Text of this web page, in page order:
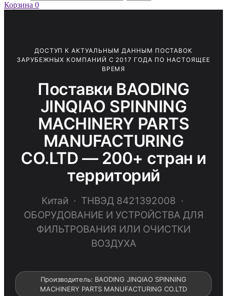
Корзина 0
ДОСТУП К АКТУАЛЬНЫМ ДАННЫМ ПОСТАВОК
ЗАРУБЕЖНЫХ КОМПАНИЙ С 2017 ГОДА ПО НАСТОЯЩЕЕ
ВРЕМЯ
Поставки BAODING
JINQIAO SPINNING
MACHINERY PARTS
MANUFACTURING
CO.LTD — 200+ стран и
территорий
Китай · ТНВЭД 8421392008 ·
ОБОРУДОВАНИЕ И УСТРОЙСТВА ДЛЯ
ФИЛЬТРОВАНИЯ ИЛИ ОЧИСТКИ
ВОЗДУХА
Производитель: BAODING JINQIAO SPINNING
MACHINERY PARTS MANUFACTURING CO.LTD